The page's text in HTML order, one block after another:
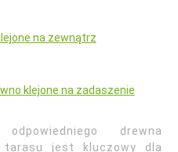
na zewnątrz
klejone na zadaszenie
odpowiedniego drewna
tarasu jest kluczowy dla